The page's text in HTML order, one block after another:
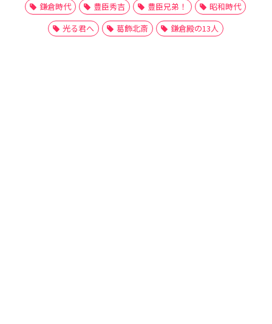
鎌倉時代
豊臣秀吉 豊臣兄弟！
昭和時代
光る君へ
葛飾北斎 鎌倉殿の13人